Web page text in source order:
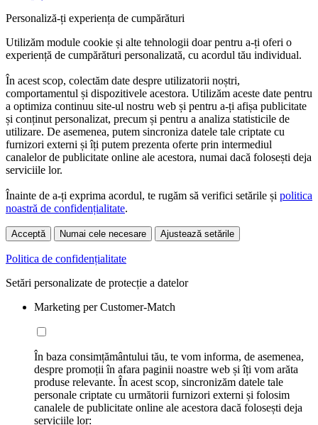
Personaliză-ți experiența de cumpărături
Utilizăm module cookie și alte tehnologii doar pentru a-ți oferi o
experiență de cumpărături personalizată, cu acordul tău individual.
În acest scop, colectăm date despre utilizatorii noștri,
comportamentul și dispozitivele acestora. Utilizăm aceste date pentru
a optimiza continuu site-ul nostru web și pentru a-ți afișa publicitate
și conținut personalizat, precum și pentru a analiza statisticile de
utilizare. De asemenea, putem sincroniza datele tale criptate cu
furnizori externi și îți putem prezenta oferte prin intermediul
canalelor de publicitate online ale acestora, numai dacă folosești deja
serviciile lor.
Înainte de a-ți exprima acordul, te rugăm să verifici setările și politica
noastră de confidențialitate.
Acceptă Numai cele necesare Ajustează setările
Politica de confidențialitate
Setări personalizate de protecție a datelor
Marketing per Customer-Match
În baza consimțământului tău, te vom informa, de asemenea,
despre promoții în afara paginii noastre web și îți vom arăta
produse relevante. În acest scop, sincronizăm datele tale
personale criptate cu următorii furnizori externi și folosim
canalele de publicitate online ale acestora dacă folosești deja
serviciile lor: